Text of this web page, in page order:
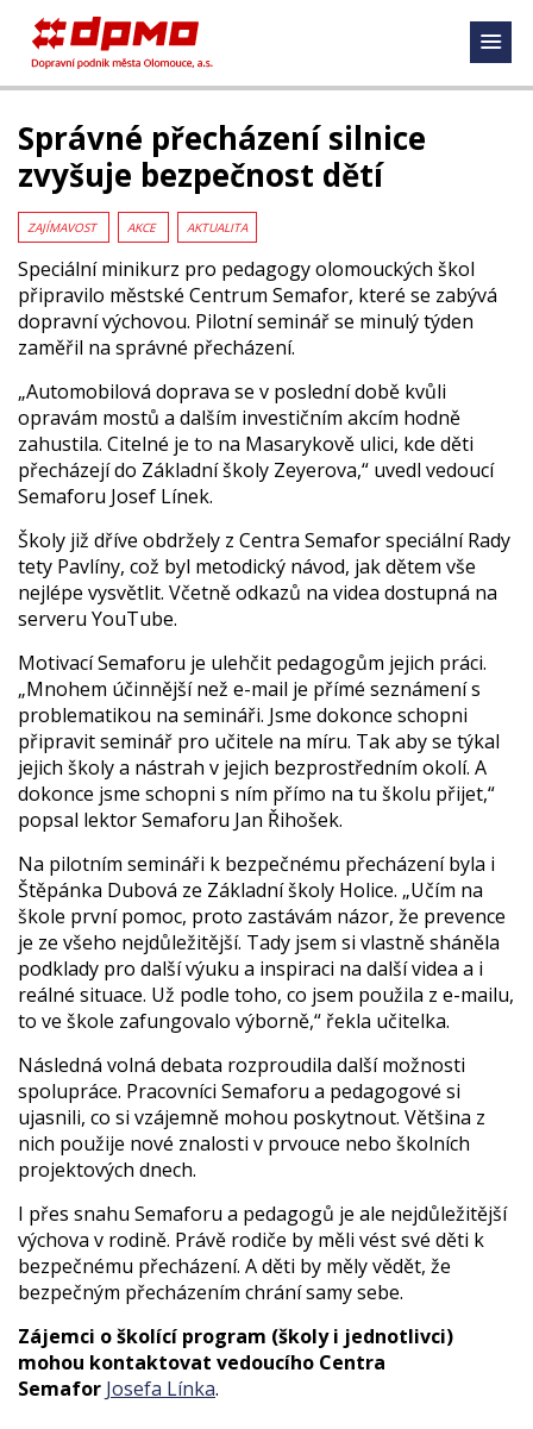
Správné přecházení silnice
zvyšuje bezpečnost dětí
ZAJÍMAVOST AKCE AKTUALITA
Speciální minikurz pro pedagogy olomouckých škol
připravilo městské Centrum Semafor, které se zabývá
dopravní výchovou. Pilotní seminář se minulý týden
zaměřil na správné přecházení.
„Automobilová doprava se v poslední době kvůli
opravám mostů a dalším investičním akcím hodně
zahustila. Citelné je to na Masarykově ulici, kde děti
přecházejí do Základní školy Zeyerova,“ uvedl vedoucí
Semaforu Josef Línek.
Školy již dříve obdržely z Centra Semafor speciální Rady
tety Pavlíny, což byl metodický návod, jak dětem vše
nejlépe vysvětlit. Včetně odkazů na videa dostupná na
serveru YouTube.
Motivací Semaforu je ulehčit pedagogům jejich práci.
„Mnohem účinnější než e-mail je přímé seznámení s
problematikou na semináři. Jsme dokonce schopni
připravit seminář pro učitele na míru. Tak aby se týkal
jejich školy a nástrah v jejich bezprostředním okolí. A
dokonce jsme schopni s ním přímo na tu školu přijet,“
popsal lektor Semaforu Jan Řihošek.
Na pilotním semináři k bezpečnému přecházení byla i
Štěpánka Dubová ze Základní školy Holice. „Učím na
škole první pomoc, proto zastávám názor, že prevence
je ze všeho nejdůležitější. Tady jsem si vlastně sháněla
podklady pro další výuku a inspiraci na další videa a i
reálné situace. Už podle toho, co jsem použila z e-mailu,
to ve škole zafungovalo výborně,“ řekla učitelka.
Následná volná debata rozproudila další možnosti
spolupráce. Pracovníci Semaforu a pedagogové si
ujasnili, co si vzájemně mohou poskytnout. Většina z
nich použije nové znalosti v prvouce nebo školních
projektových dnech.
I přes snahu Semaforu a pedagogů je ale nejdůležitější
výchova v rodině. Právě rodiče by měli vést své děti k
bezpečnému přecházení. A děti by měly vědět, že
bezpečným přecházením chrání samy sebe.
Zájemci o školící program (školy i jednotlivci)
mohou kontaktovat vedoucího Centra
Semafor Josefa Línka.